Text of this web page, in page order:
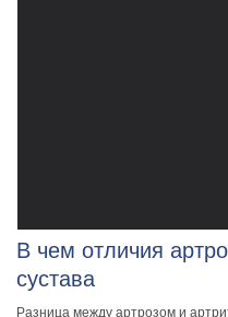
В чем отличия
сустава
Разница между артрозом и